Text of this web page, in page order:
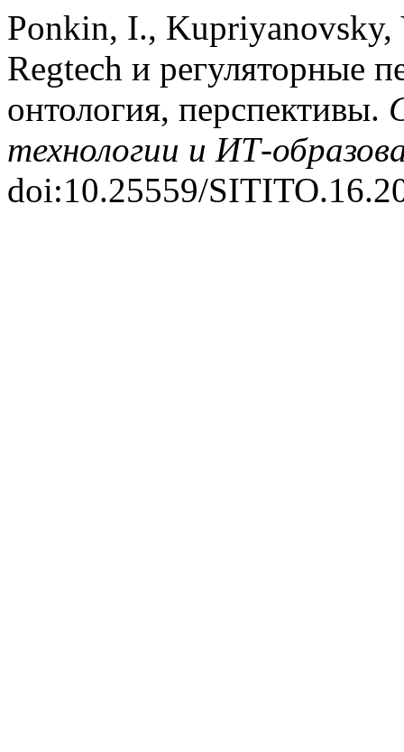
Ponkin, I.,
Regtech и регуляторные
онтология, перспективы.
технологии и ИТ-
doi:10.25559/